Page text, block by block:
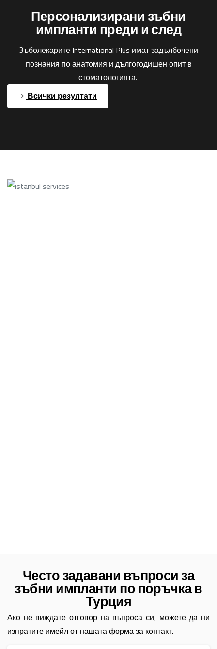
Персонализирани зъбни
импланти преди и след
Зъболекарите International Plus имат задълбочени
познания по анатомия и дългогодишен опит в
стоматологията.
Всички резултати
Често задавани въпроси за
зъбни импланти по поръчка в
Турция
Ако не виждате отговор на въпроса си, можете да ни
изпратите имейл от нашата форма за контакт.